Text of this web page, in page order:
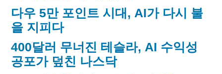
다우 5만 포인트 시대, AI가 다시 불
을 지피다
400달러 무너진 테슬라, AI 수익성
공포가 덮친 나스닥